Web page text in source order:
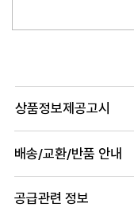
상품정보제공고시
배송/교환/반품 안내
공급관련 정보